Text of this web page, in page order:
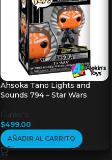
Ahsoka Tano Lights and
Sounds 794 – Star Wars
Funko's
$499.00
AÑADIR AL CARRITO